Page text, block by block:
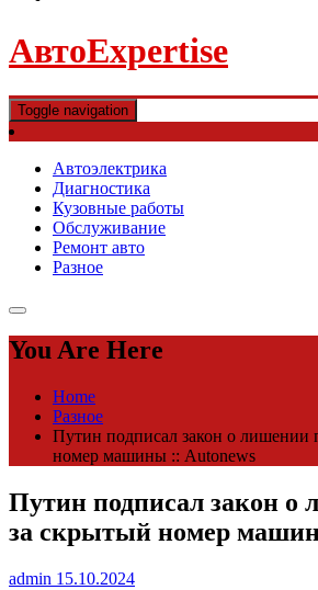
АвтоExpertise
Toggle navigation
Автоэлектрика
Диагностика
Кузовные работы
Обслуживание
Ремонт авто
Разное
You Are Here
Home
Разное
Путин подписал закон о лишении
номер машины :: Autonews
Путин подписал закон о
за скрытый номер
admin 15.10.2024